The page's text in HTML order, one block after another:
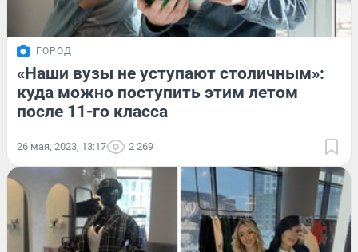
ГОРОД
«Наши вузы не уступают столичным»:
куда можно поступить этим летом
после 11-го класса
26 мая, 2023, 13:17 2 269